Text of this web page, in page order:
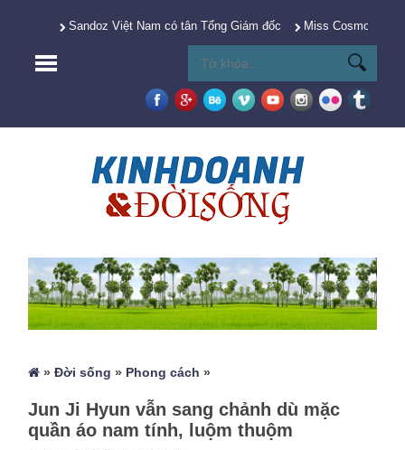
Sandoz Việt Nam có tân Tổng Giám đốc Miss Cosmo 2025
»Đời sống » Phong cách »
Jun Ji Hyun vẫn sang chảnh dù mặc
quần áo nam tính, luộm thuộm